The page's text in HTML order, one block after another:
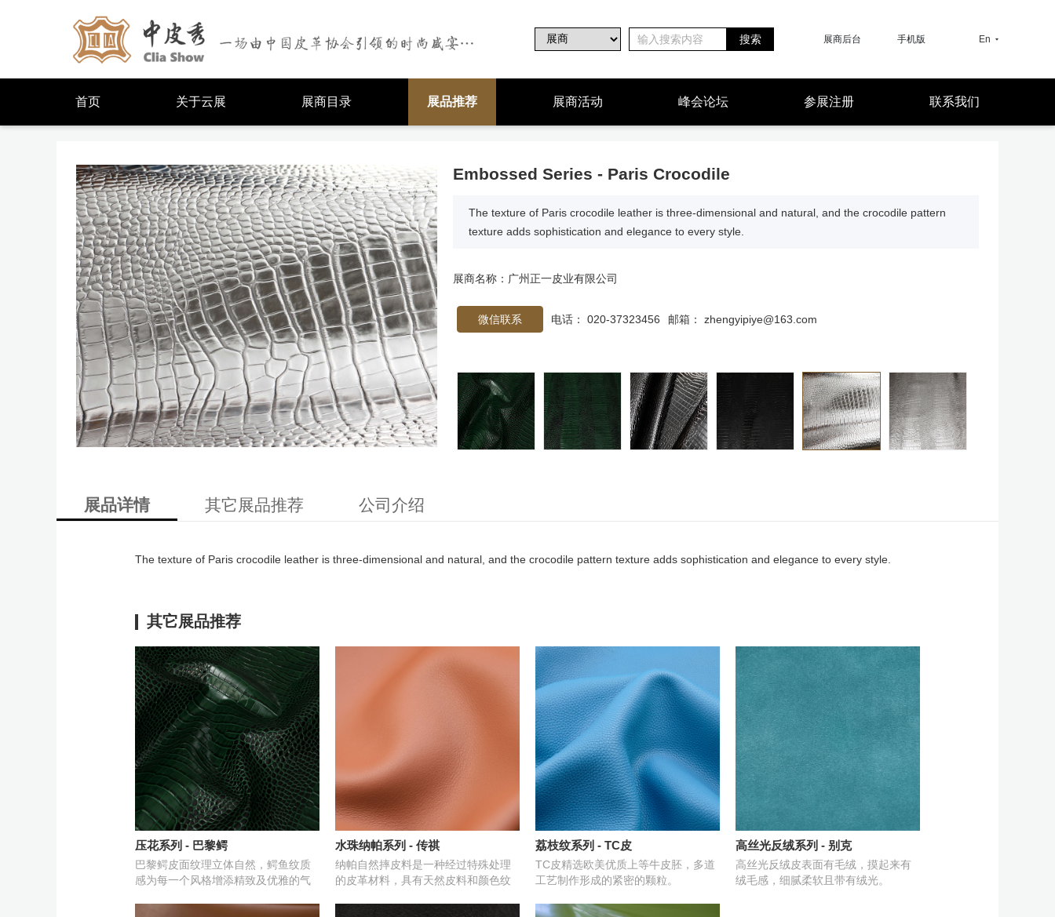
搜索 展商后台 手机版 En
首页 关于云展 展商目录 展品推荐 展商活动 峰会论坛 参展注册 联系我们
Embossed Series - Paris Crocodile
The texture of Paris crocodile leather is three-dimensional and natural, and the crocodile pattern
texture adds sophistication and elegance to every style.
展商名称： 广州正一皮业有限公司
微信联系 电话： 020-37323456 邮箱： zhengyipiye@163.com
展品详情 其它展品推荐 公司介绍
The texture of Paris crocodile leather is three-dimensional and natural, and the crocodile pattern texture adds sophistication and elegance to every style.
其它展品推荐
压花系列 - 巴黎鳄
巴黎鳄皮面纹理立体自然，鳄鱼纹质
感为每一个风格增添精致及优雅的气
水珠纳帕系列 - 传祺
纳帕自然摔皮料是一种经过特殊处理
的皮革材料，具有天然皮料和颜色纹
荔枝纹系列 - TC皮
TC皮精选欧美优质上等牛皮胚，多道
工艺制作形成的紧密的颗粒。
高丝光反绒系列 - 别克
高丝光反绒皮表面有毛绒，摸起来有
绒毛感，细腻柔软且带有绒光。